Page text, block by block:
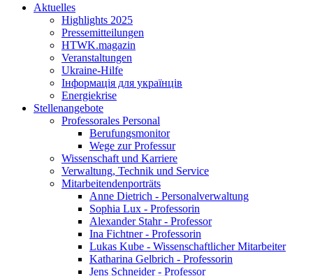
Aktuelles
Highlights 2025
Pressemitteilungen
HTWK.magazin
Veranstaltungen
Ukraine-Hilfe
Інформація для українців
Energiekrise
Stellenangebote
Professorales Personal
Berufungsmonitor
Wege zur Professur
Wissenschaft und Karriere
Verwaltung, Technik und Service
Mitarbeitendenporträts
Anne Dietrich - Personalverwaltung
Sophia Lux - Professorin
Alexander Stahr - Professor
Ina Fichtner - Professorin
Lukas Kube - Wissenschaftlicher Mitarbeiter
Katharina Gelbrich - Professorin
Jens Schneider - Professor